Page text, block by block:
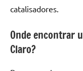
catalisadores.
Onde encontrar
Claro?